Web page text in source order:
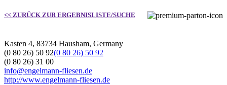
<< ZURÜCK ZUR ERGEBNISLISTE/SUCHE
Kasten 4, 83734 Hausham, Germany
(0 80 26) 50 92(0 80 26) 50 92
(0 80 26) 31 00
info@engelmann-fliesen.de
http://www.engelmann-fliesen.de